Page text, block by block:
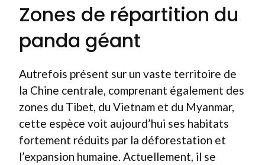
Zones de répartition du
panda géant
Autrefois présent sur un vaste territoire de
la Chine centrale, comprenant également des
zones du Tibet, du Vietnam et du Myanmar,
cette espèce voit aujourd’hui ses habitats
fortement réduits par la déforestation et
l’expansion humaine. Actuellement, il se